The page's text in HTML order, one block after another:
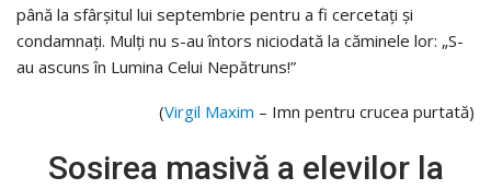
până la sfârşitul lui septembrie pentru a fi cercetaţi şi
condamnaţi. Mulţi nu s-au întors niciodată la căminele lor: „S-
au ascuns în Lumina Celui Nepătruns!”
(Virgil Maxim – Imn pentru crucea purtată)
Sosirea masivă a elevilor la